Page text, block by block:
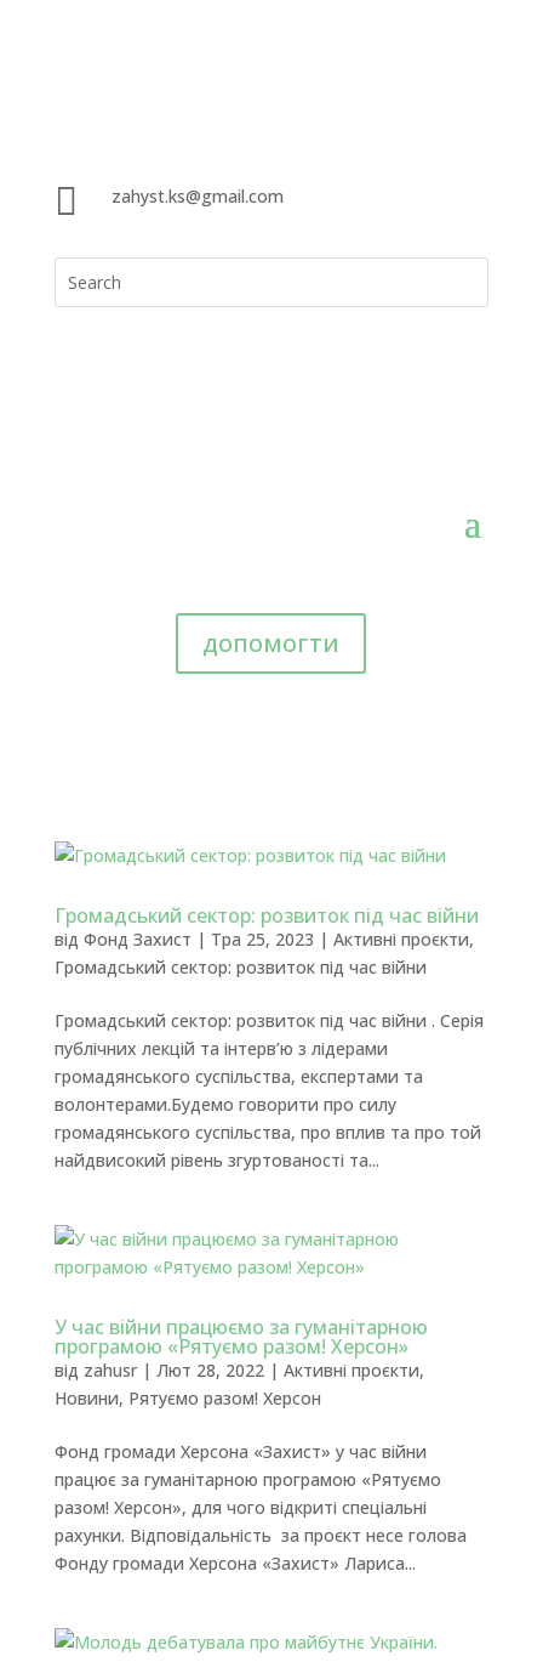
 zahyst.ks@gmail.com
допомогти
Громадський сектор: розвиток під час війни
від Фонд Захист | Тра 25, 2023 | Активні проєкти,
Громадський сектор: розвиток під час війни
Громадський сектор: розвиток під час війни . Серія
публічних лекцій та інтерв’ю з лідерами
громадянського суспільства, експертами та
волонтерами.Будемо говорити про силу
громадянського суспільства, про вплив та про той
найдвисокий рівень згуртованості та...
У час війни працюємо за гуманітарною
програмою «Рятуємо разом! Херсон»
від zahusr| Лют 28, 2022| Активні проєкти,
Новини, Рятуємо разом! Херсон
Фонд громади Херсона «Захист» у час війни
працює за гуманітарною програмою «Рятуємо
разом! Херсон», для чого відкриті спеціальні
рахунки. Відповідальність за проєкт несе голова
Фонду громади Херсона «Захист» Лариса...